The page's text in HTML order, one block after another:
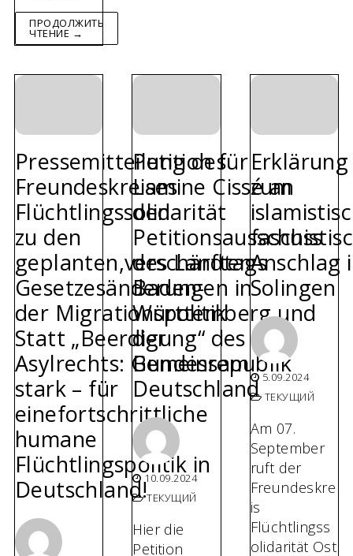
ПРОДОЛЖИТЬ
ЧТЕНИЕ →
Pressemitteilung des
Freundeskreises
Flüchtlingssolidarität
zu den
geplanten,verschärften
Gesetzesänderungen in
der Migrationspolitik
Statt „Beerdigung“ des
Asylrechts: Gemeinsam
stark – für
einefortschrittliche
humane
Flüchtlingspolitik in
Deutschland!
Petition für
Lamine Cissé an
den
Petitionsausschuss
des Landtags
Baden-
Württemberg und
der
Bundesrepublik
Deutschland
10.09.2024
ТЕКУЩИЙ
Hier die
Petition
Erklärung
zum
Anschlag
Solingen
5.09.2024
ТЕКУЩИЙ
Am 07.
September
ruft der
Freundeskre
is
Flüchtlingss
olidarität Ost